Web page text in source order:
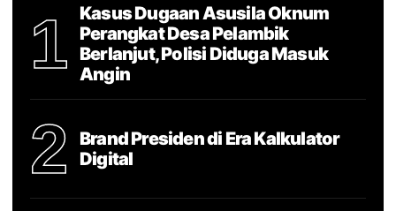
1
Kasus Dugaan Asusila Oknum
Perangkat Desa Pelambik
Berlanjut, Polisi Diduga Masuk
Angin
2
Brand Presiden di Era Kalkulator
Digital